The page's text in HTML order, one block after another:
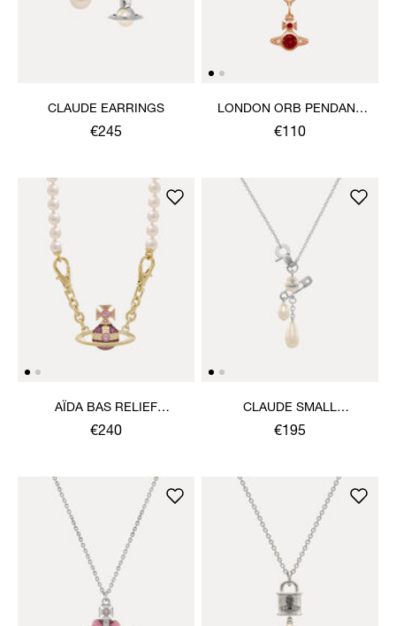
CLAUDE EARRINGS
€245
LONDON ORB PENDANT
NECKLACE
€110
AÏDA BAS RELIEF
NECKLACE
€240
CLAUDE SMALL
NECKLACE
€195